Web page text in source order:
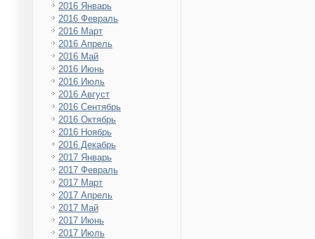
2016 Январь
2016 Февраль
2016 Март
2016 Апрель
2016 Май
2016 Июнь
2016 Июль
2016 Август
2016 Сентябрь
2016 Октябрь
2016 Ноябрь
2016 Декабрь
2017 Январь
2017 Февраль
2017 Март
2017 Апрель
2017 Май
2017 Июнь
2017 Июль